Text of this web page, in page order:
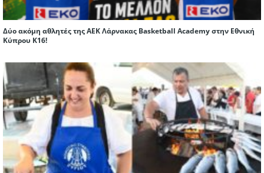
Δύο ακόμη αθλητές της ΑΕΚ Λάρνακας Basketball Academy στην Εθνική
Κύπρου Κ16!